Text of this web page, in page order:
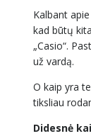
Kalbant
kad būtų
„Casio“.
už vardą.
O kaip yra
tiksliau
Didesnė